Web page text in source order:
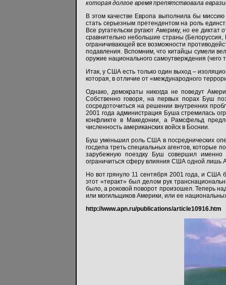
которая долгое время препятствовала
В этом качестве Европа выполнила бы
стать серьезным претендентом на роль
Все ругательски ругают Америку, но ее
сравнительно небольшие страны (Белоруссия,
ограничивающей все возможности
подавления. Вспомним, что китайцы сумели
оружие национального самоутверждения (чего
Итак, у США есть только один выход –
которая, в отличие от «международного
Однако, демократы никогда не поведут
Собственно говоря, на первых порах Буш
сосредоточиться на решении внутренних
2001 года администрация Буша стремилась
конфликте в Македонии, а Рамсфельд
численность американских войск в Боснии.
Буш уменьшил роль США в посреднических
госдепа треть специальных агентов, которые
зарубежную поездку Буш совершил именно
ограничиться сферу влияния США одной лишь
Но вот грянуло 11 сентября 2001 года, и
этот «теракт» был делом рук
было, а роковой поворот произошел. Теперь
или могильщиков Америки, или ее
http://www.apn.ru/publications/article10916.htm